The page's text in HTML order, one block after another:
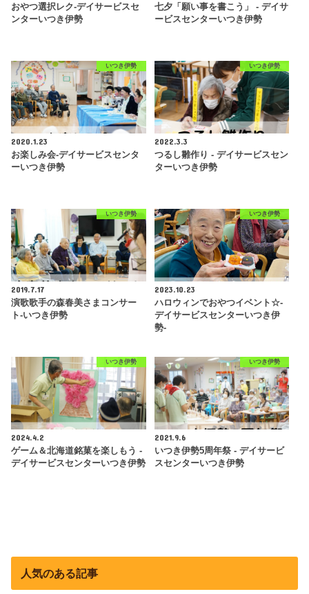
おやつ選択レク-デイサービスセ
ンターいつき伊勢
七夕「願い事を書こう」 - デイサ
ービスセンターいつき伊勢
いつき伊勢
2020.1.23
お楽しみ会-デイサービスセンタ
ーいつき伊勢
いつき伊勢
2022.3.3
つるし雛作り - デイサービスセン
ターいつき伊勢
いつき伊勢
2019.7.17
演歌歌手の森春美さまコンサー
ト-いつき伊勢
いつき伊勢
2023.10.23
ハロウィンでおやつイベント☆-
デイサービスセンターいつき伊
勢-
いつき伊勢
2024.4.2
ゲーム＆北海道銘菓を楽しもう -
デイサービスセンターいつき伊勢
いつき伊勢
2021.9.6
いつき伊勢5周年祭 - デイサービ
スセンターいつき伊勢
人気のある記事